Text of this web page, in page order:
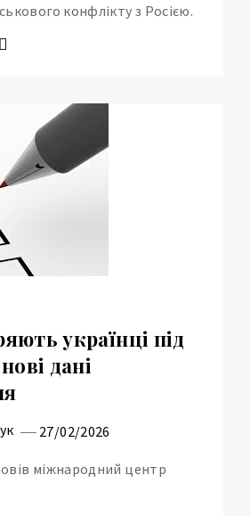
конфлікту з Росією.
українці під
дані
27/02/2026
міжнародний центр